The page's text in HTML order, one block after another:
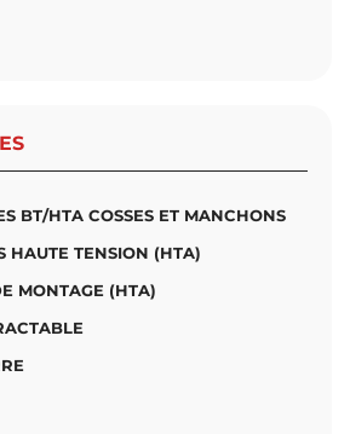
BT/HTA COSSES ET MANCHONS
HAUTE TENSION (HTA)
MONTAGE (HTA)